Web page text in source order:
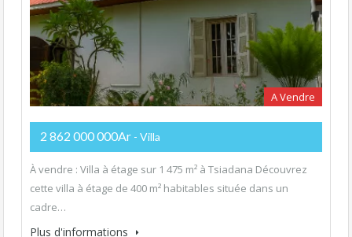
A Vendre
2 862 000 000Ar - Villa
À vendre : Villa à étage sur 1 475 m² à Tsiadana Découvrez
cette villa à étage de 400 m² habitables située dans un
cadre…
Plus d'informations